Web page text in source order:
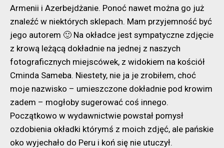
Armenii i Azerbejdżanie. Ponoć nawet można go już
znaleźć w niektórych sklepach. Mam przyjemność być
jego autorem 🙂 Na okładce jest sympatyczne zdjęcie
z krową leżącą dokładnie na jednej z naszych
fotograficznych miejscówek, z widokiem na kościół
Cminda Sameba. Niestety, nie ja je zrobiłem, choć
moje nazwisko – umieszczone dokładnie pod krowim
zadem – mogłoby sugerować coś innego.
Początkowo w wydawnictwie powstał pomysł
ozdobienia okładki którymś z moich zdjęć, ale pańskie
oko wyjechało do Peru i koń się nie utuczył.